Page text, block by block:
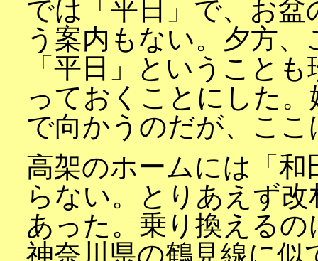
では「平日」で、お
う案内もない。夕方
「平日」ということ
っておくことにした
で向かうのだが、こ
高架のホームには「
らない。とりあえず
あった。乗り換える
神奈川県の鶴見線に似